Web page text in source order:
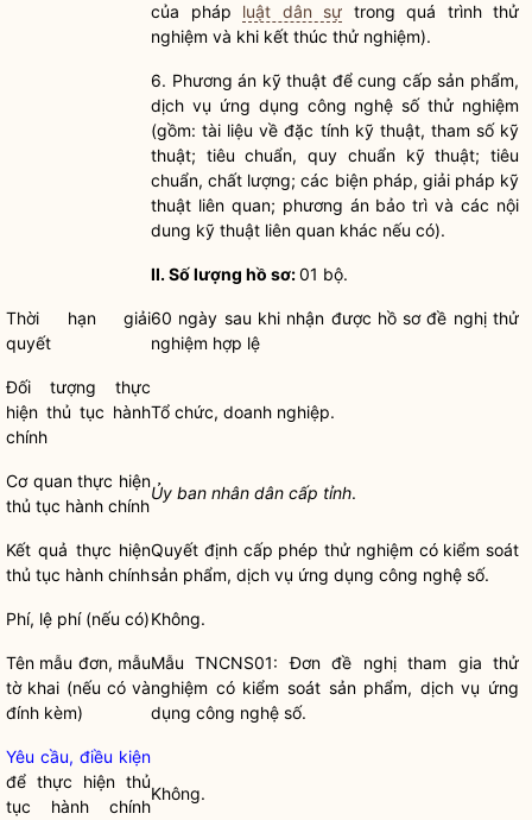
của pháp luật dân sự trong quá trình thử
nghiệm và khi kết thúc thử nghiệm).
6. Phương án kỹ thuật để cung cấp sản phẩm,
dịch vụ ứng dụng công nghệ số thử nghiệm
(gồm: tài liệu về đặc tính kỹ thuật, tham số kỹ
thuật; tiêu chuẩn, quy chuẩn kỹ thuật; tiêu
chuẩn, chất lượng; các biện pháp, giải pháp kỹ
thuật liên quan; phương án bảo trì và các nội
dung kỹ thuật liên quan khác nếu có).
II. Số lượng hồ sơ:01 bộ.
Thời hạn giải
quyết
60 ngày sau khi nhận được hồ sơđề nghị thử
nghiệm hợp lệ
Đối tượng thực
hiện thủ tục hành
chính
Tổ chức, doanh nghiệp.
Cơ quan thực hiện
thủ tục hành chính
Ủy ban nhân dân cấp tỉnh.
Kết quả thực hiện
thủ tục hành chính
Quyết định cấp phép thử nghiệm có kiểm soát
sản phẩm, dịch vụ ứng dụng công nghệ số.
Phí, lệ phí (nếu có)Không.
Tên mẫu đơn, mẫu
tờ khai (nếu có và
đính kèm)
Mẫu TNCNS01: Đơn đề nghị tham gia thử
nghiệm có kiểm soát sản phẩm, dịch vụ ứng
dụng công nghệ số.
Yêu cầu, điều kiện
để thực hiện thủ
tục hành chính
Không.